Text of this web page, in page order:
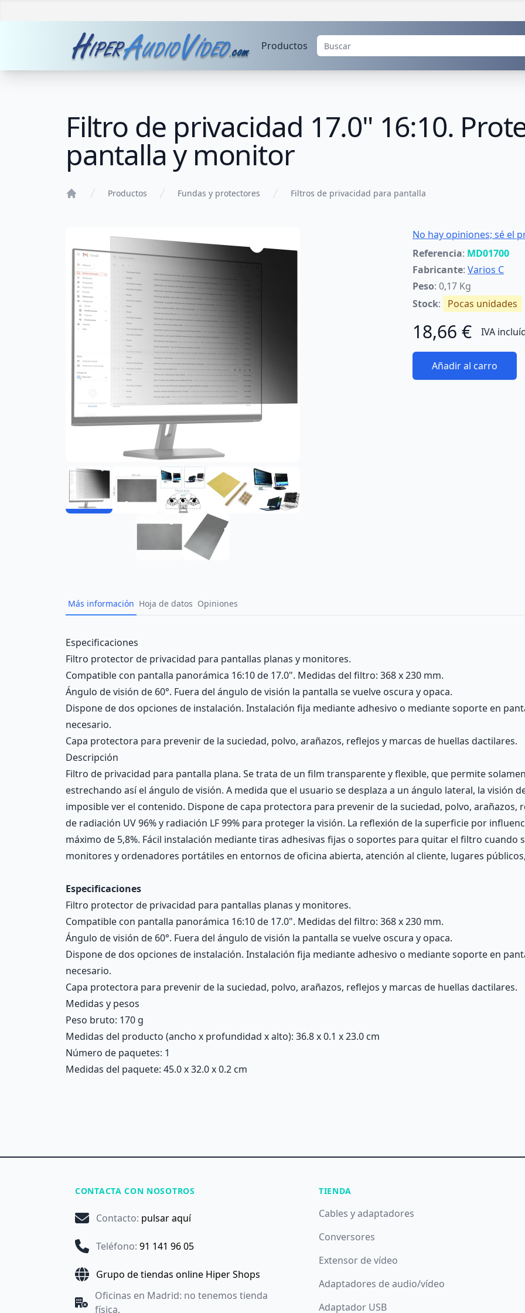
Productos
Filtro de privacidad 17.0" 16:10.
pantalla y monitor
Productos Fundas y protectores Filtros de privacidad para pantalla
No hay opiniones; sé el
Referencia: MD01700
Fabricante: Varios C
Peso: 0,17 Kg
Stock: Pocas unidades
18,66 € IVA
Añadir al carro
Más información Hoja de datos Opiniones
Description
Especificaciones
Filtro protector de privacidad para pantallas planas y monitores.
Compatible con pantalla panorámica 16:10 de 17.0". Medidas del filtro: 368 x 230 mm.
Ángulo de visión de 60°. Fuera del ángulo de visión la pantalla se vuelve oscura y opaca.
Dispone de dos opciones de instalación. Instalación fija mediante adhesivo o mediante soporte en
necesario.
Capa protectora para prevenir de la suciedad, polvo, arañazos, reflejos y marcas de huellas dactilares.
Descripción
Filtro de privacidad para pantalla plana. Se trata de un film transparente y flexible, que permite
estrechando así el ángulo de visión. A medida que el usuario se desplaza a un ángulo lateral, la visión
imposible ver el contenido. Dispone de capa protectora para prevenir de la suciedad, polvo, arañazos,
de radiación UV 96% y radiación LF 99% para proteger la visión. La reflexión de la superficie por
máximo de 5,8%. Fácil instalación mediante tiras adhesivas fijas o soportes para quitar el filtro cuando
monitores y ordenadores portátiles en entornos de oficina abierta, atención al cliente, lugares
Especificaciones
Filtro protector de privacidad para pantallas planas y monitores.
Compatible con pantalla panorámica 16:10 de 17.0". Medidas del filtro: 368 x 230 mm.
Ángulo de visión de 60°. Fuera del ángulo de visión la pantalla se vuelve oscura y opaca.
Dispone de dos opciones de instalación. Instalación fija mediante adhesivo o mediante soporte en
necesario.
Capa protectora para prevenir de la suciedad, polvo, arañazos, reflejos y marcas de huellas dactilares.
Medidas y pesos
Peso bruto: 170 g
Medidas del producto (ancho x profundidad x alto): 36.8 x 0.1 x 23.0 cm
Número de paquetes: 1
Medidas del paquete: 45.0 x 32.0 x 0.2 cm
CONTACTA CON NOSOTROS
Contacto: pulsar aquí
Teléfono: 91 141 96 05
Grupo de tiendas online Hiper Shops
Oficinas en Madrid: no tenemos tienda
física.
TIENDA
Cables y adaptadores
Conversores
Extensor de vídeo
Adaptadores de audio/vídeo
Adaptador USB